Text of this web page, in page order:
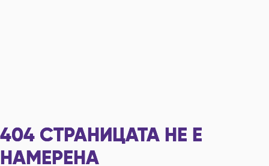
404 СТРАНИЦАТА НЕ Е
НАМЕРЕНА